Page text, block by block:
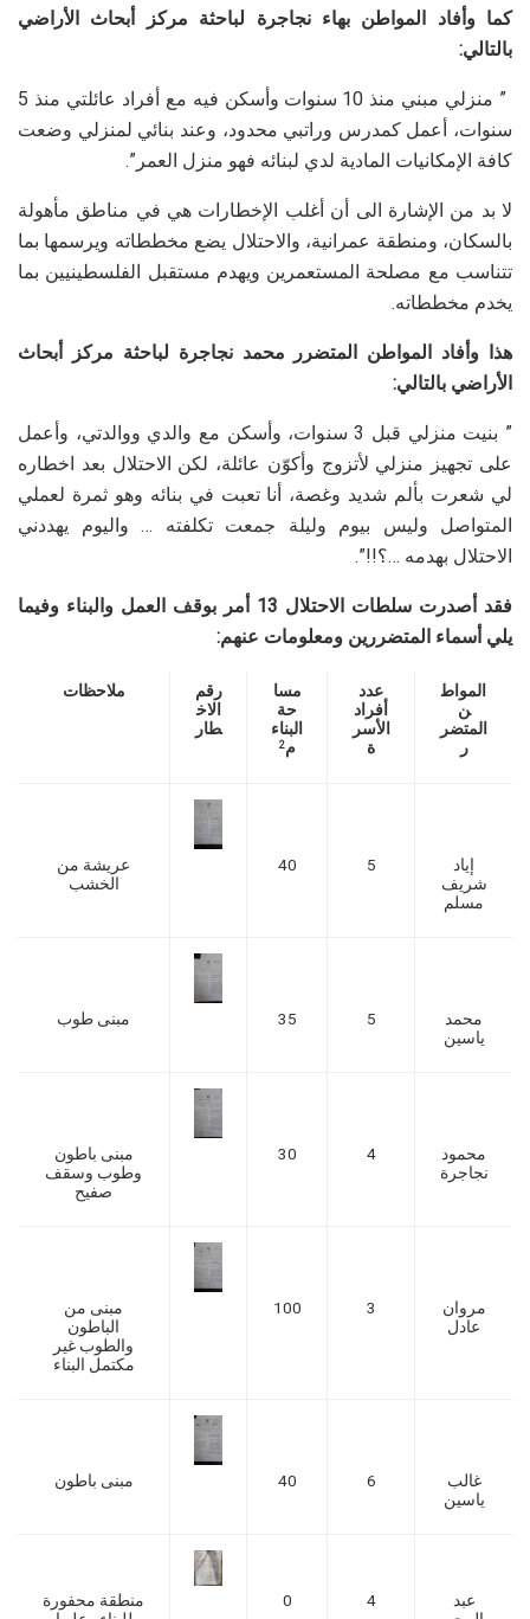
كما وأفاد المواطن بهاء نجاجرة لباحثة مركز أبحاث الأراضي
بالتالي:
” منزلي مبني منذ 10 سنوات وأسكن فيه مع أفراد عائلتي منذ 5
سنوات، أعمل كمدرس وراتبي محدود، وعند بنائي لمنزلي وضعت
كافة الإمكانيات المادية لدي لبنائه فهو منزل العمر”.
لا بد من الإشارة الى أن أغلب الإخطارات هي في مناطق مأهولة
بالسكان، ومنطقة عمرانية، والاحتلال يضع مخططاته ويرسمها بما
تتناسب مع مصلحة المستعمرين ويهدم مستقبل الفلسطينيين بما
يخدم مخططاته.
هذا وأفاد المواطن المتضرر محمد نجاجرة لباحثة مركز أبحاث
الأراضي بالتالي:
” بنيت منزلي قبل 3 سنوات، وأسكن مع والدي ووالدتي، وأعمل
على تجهيز منزلي لأتزوج وأكوّن عائلة، لكن الاحتلال بعد اخطاره
لي شعرت بألم شديد وغصة، أنا تعبت في بنائه وهو ثمرة لعملي
المتواصل وليس بيوم وليلة جمعت تكلفته … واليوم يهددني
الاحتلال بهدمه …؟!!”.
فقد أصدرت سلطات الاحتلال 13 أمر بوقف العمل والبناء وفيما
يلي أسماء المتضررين ومعلومات عنهم:
المواط
ن
المتضر
ر
عدد
أفراد
الأسر
ة
مسا
حة
البناء
م2
رقم
الاخ
طار
ملاحظات
إياد
شريف
مسلم
5
40
عريشة من
الخشب
محمد
ياسين
5
35 مبنى طوب
محمود
نجاجرة
4
30
مبنى باطون
وطوب وسقف
صفيح
مروان
عادل
3
100
مبنى من
الباطون
والطوب غير
مكتمل البناء
غالب
ياسين
6
40 مبنى باطون
عبد
4
0
منطقة محفورة